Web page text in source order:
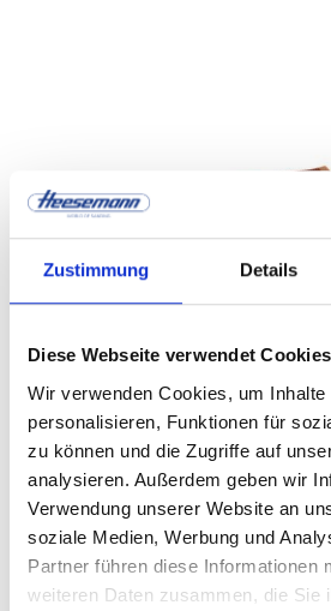
Zustimmung Details
Diese Webseite verwendet Cookies
Wir verwenden Cookies, um Inhalte
personalisieren, Funktionen für
zu können und die Zugriffe auf
analysieren. Außerdem geben wir
Verwendung unserer Website an
soziale Medien, Werbung und
Partner führen diese Informationen
weiteren Daten zusammen, die Sie